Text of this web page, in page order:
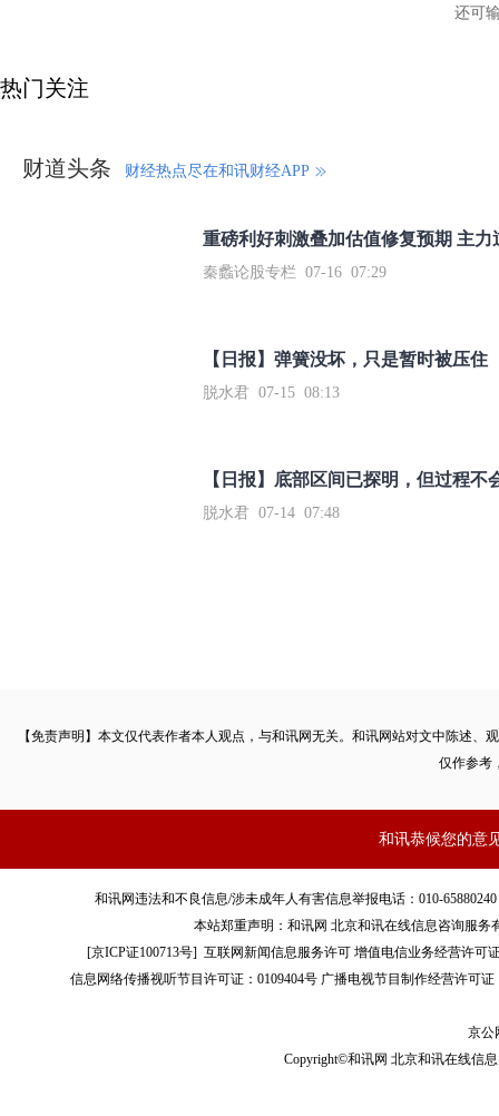
还可
热门关注
财道头条 财经热点尽在和讯财经APP
秦蠡论股专栏 07-16 07:29
【日报】弹簧没坏，只是暂时被压住
脱水君 07-15 08:13
【日报】底部区间已探明，但过程不
脱水君 07-14 07:48
【免责声明】本文仅代表作者本人观点，与和讯网无关。和讯网站对文中陈述
仅作参考
和讯恭候您的意
和讯网违法和不良信息/涉未成年人有害信息举报电话：010-
本站郑重声明：和讯网 北京和讯在线信息咨询服
[京ICP证100713号]互联网新闻信息服务许可 增值电信业务经营许可
信息网络传播视听节目许可证：0109404号 广播电视节目制作经营许可证
京公
Copyright©和讯网 北京和讯在线信